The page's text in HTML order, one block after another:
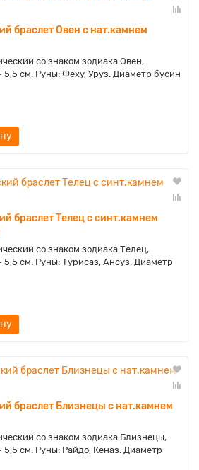
браслет Овен с нат.камнем
со знаком зодиака Овен,
5,5 см. Руны: Феху, Уруз. Диаметр бусин
браслет Телец с синт.камнем
со знаком зодиака Телец,
5,5 см. Руны: Турисаз, Ансуз. Диаметр
браслет Близнецы с нат.камнем
со знаком зодиака Близнецы,
5,5 см. Руны: Райдо, Кеназ. Диаметр